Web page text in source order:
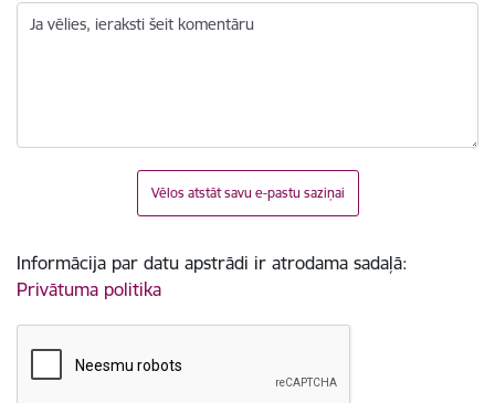
Ja vēlies, ieraksti šeit komentāru
Vēlos atstāt savu e-pastu saziņai
Informācija par datu apstrādi ir atrodama sadaļā:
Privātuma politika